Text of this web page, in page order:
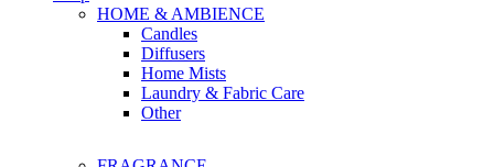
HOME & AMBIENCE
Candles
Diffusers
Home Mists
Laundry & Fabric Care
Other